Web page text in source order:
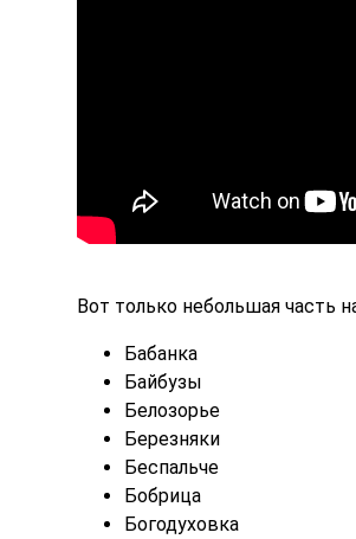
Вот только небольшая часть
Бабанка
Байбузы
Белозорье
Березняки
Беспальче
Бобрица
Богодуховка